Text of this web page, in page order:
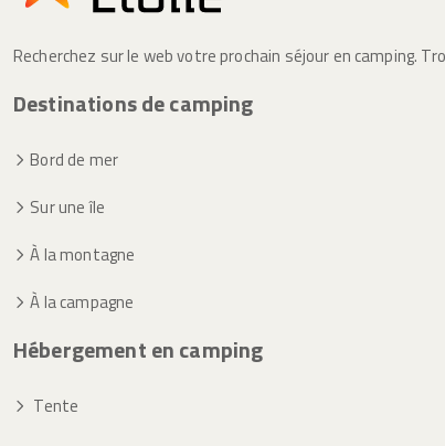
Recherchez sur le web votre prochain séjour en camping.
Destinations de camping
Bord de mer
Sur une île
À la montagne
À la campagne
Hébergement en camping
Tente